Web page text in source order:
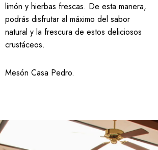
limón y hierbas frescas. De esta manera,
podrás disfrutar al máximo del sabor
natural y la frescura de estos deliciosos
crustáceos.
Mesón Casa Pedro.